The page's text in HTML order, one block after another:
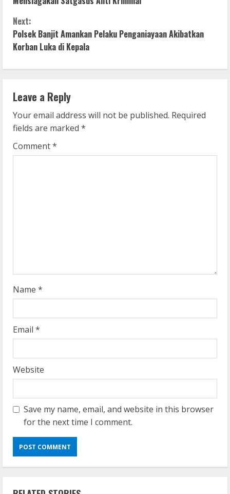
n
t
i
n
u
e
R
g
Next:
Polsek Banjit Amankan Pelaku Penganiayaan Akibatkan
Korban Luka di Kepala
Leave a Reply
Your email address will not be published. Required
fields are marked *
Comment*
Name *
Email *
Website
Save my name, email, and website in this browser
for the next time I comment.